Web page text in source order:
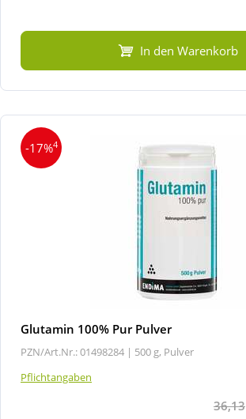
In den Warenkorb
-17%4
Glutamin 100% Pur Pulver
PZN/Art.Nr.: 01498284 | 500 g, Pulver
Pflichtangaben
36,13